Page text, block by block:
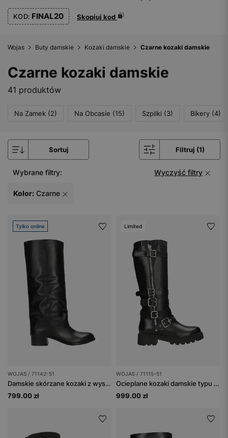
KOD: FINAL20 Skopiuj kod
Wojas Buty damskie Kozaki damskie Czarne kozaki damskie
Czarne kozaki damskie
41 produktów
Na Zamek (2) Na Obcasie (15) Szpilki (3) Bikery (4)
Sortuj Filtruj (1)
Wybrane filtry: Wyczyść filtry
Kolor: Czarne
Tylko online
WOJAS / 71142-51
Damskie skórzane kozaki z wysoką cholewką i delikatnym marszczeniem
799.00 zł
Limited
WOJAS / 71115-51
Ocieplane kozaki damskie typu bikery ze skóry naturalnej
999.00 zł